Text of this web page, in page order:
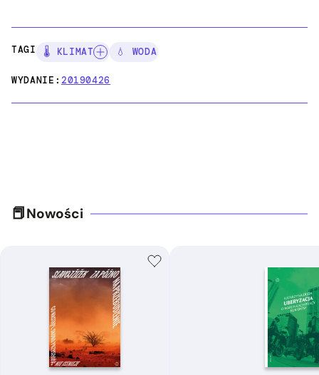
TAGI: 🌡️ KLIMAT 💧 WODA
WYDANIE:20190426
Nowości